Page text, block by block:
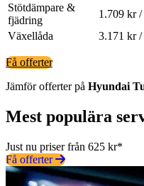
Stötdämpare &
fjädring
1.709 kr
Växellåda 3.171 kr
Få offerter
Jämför offerter på Hyundai
Mest populära
Just nu priser från 625 kr*
Få offerter